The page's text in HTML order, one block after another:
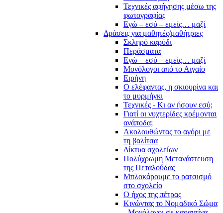
Τεχνικές αφήγησης μέσω της
φωτογραφίας
Εγώ – εσύ – εμείς… μαζί
Δράσεις για μαθητές/μαθήτριες
Σκληρό καρύδι
Περάσματα
Εγώ – εσύ – εμείς… μαζί
Μονόλογοι από το Αιγαίο
Ειρήνη
Ο ελέφαντας, η σκιουρίνα και
το μυρμήγκι
Τεχνικές - Κι αν ήσουν εσύ;
Γιατί οι νυχτερίδες κρέμονται
ανάποδα;
Ακολουθώντας το αγόρι με
τη βαλίτσα
Δίκτυα σχολείων
Πολύχρωμη Μετανάστευση
της Πεταλούδας
Μπλοκάρουμε το ρατσισμό
στο σχολείο
Ο ήχος της πέτρας
Κινώντας το Νομαδικό Σώμα